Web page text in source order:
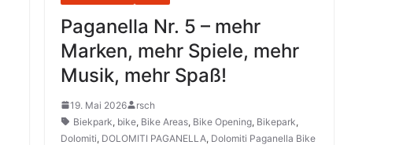
Paganella Nr. 5 – mehr
Marken, mehr Spiele, mehr
Musik, mehr Spaß!
19. Mai 2026
rsch
Biekpark, bike, Bike Areas, Bike Opening, Bikepark,
Dolomiti, DOLOMITI PAGANELLA, Dolomiti Paganella Bike